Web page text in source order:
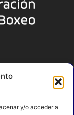
y/o acceder a